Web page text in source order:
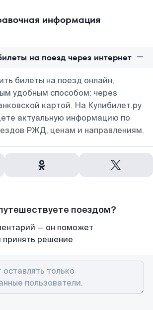
информация
на поезд через интернет
билеты на поезд онлайн,
удобным способом: через
картой. На Купибилет.ру
актуальную информацию по
РЖД, ценам и направлениям.
поездом?
— он поможет
принять решение